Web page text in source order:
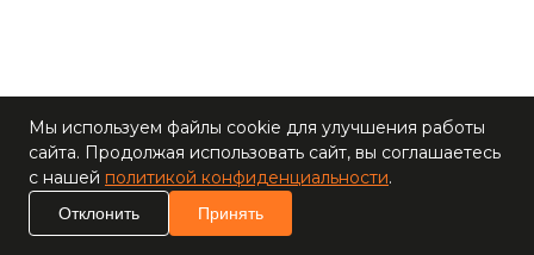
Ракетки
Накладки для
ракеток
ракеток
Мы используем файлы cookie для улучшения работы
сайта. Продолжая использовать сайт, вы соглашаетесь
с нашей политикой конфиденциальности.
Отклонить Принять